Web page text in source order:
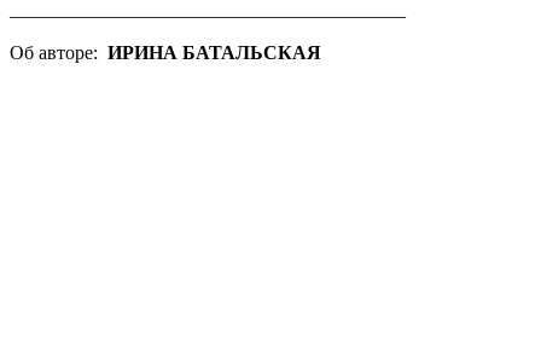
Об авторе: ИРИНА БАТАЛЬСКАЯ